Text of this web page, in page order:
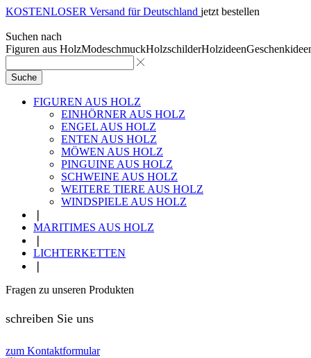
KOSTENLOSER Versand für Deutschland jetzt bestellen
Suchen nach
Figuren aus HolzModeschmuckHolzschilderHolzideen
Suche
FIGUREN AUS HOLZ
EINHÖRNER AUS HOLZ
ENGEL AUS HOLZ
ENTEN AUS HOLZ
MÖWEN AUS HOLZ
PINGUINE AUS HOLZ
SCHWEINE AUS HOLZ
WEITERE TIERE AUS HOLZ
WINDSPIELE AUS HOLZ
MARITIMES AUS HOLZ
LICHTERKETTEN
Fragen zu unseren Produkten
schreiben Sie uns
zum Kontaktformular